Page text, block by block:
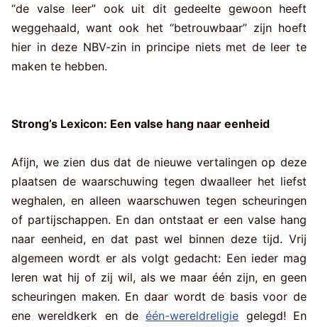
“de valse leer” ook uit dit gedeelte gewoon heeft
weggehaald, want ook het “betrouwbaar” zijn hoeft
hier in deze NBV-zin in principe niets met de leer te
maken te hebben.
Strong’s Lexicon: Een valse hang naar eenheid
Afijn, we zien dus dat de nieuwe vertalingen op deze
plaatsen de waarschuwing tegen dwaalleer het liefst
weghalen, en alleen waarschuwen tegen scheuringen
of partijschappen. En dan ontstaat er een valse hang
naar eenheid, en dat past wel binnen deze tijd. Vrij
algemeen wordt er als volgt gedacht: Een ieder mag
leren wat hij of zij wil, als we maar één zijn, en geen
scheuringen maken. En daar wordt de basis voor de
ene wereldkerk en deéén-wereldreligie gelegd! En